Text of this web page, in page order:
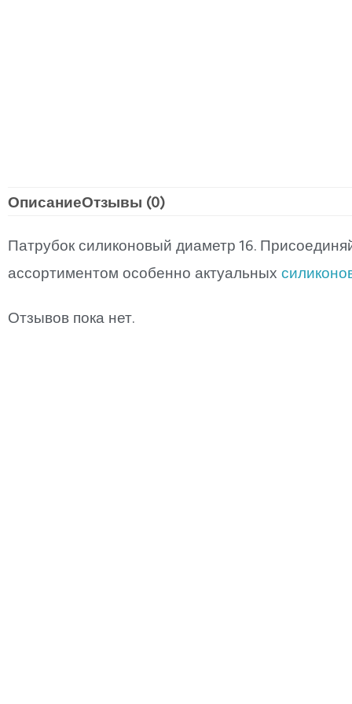
ОписаниеОтзывы (0)
Патрубок силиконовый диаметр 16.
ассортиментом особенно актуальных
Отзывов пока нет.